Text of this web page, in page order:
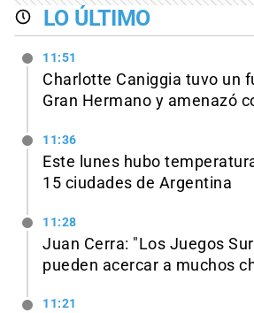
LO ÚLTIMO
11:51
Charlotte Caniggia tuvo un
Gran Hermano y amenazó
11:36
Este lunes hubo
15 ciudades de Argentina
11:28
Juan Cerra: "Los Juegos
pueden acercar a muchos
11:21